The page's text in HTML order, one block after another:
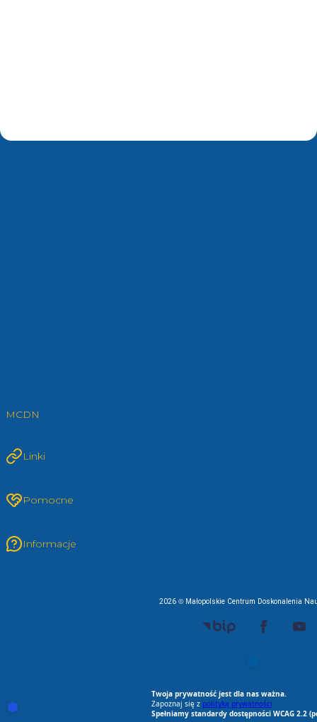
Otwórz ustawienia zgód cookie i zgód RODO
MCDN
Linki
Pomocne
Informacje
2026 © Małopolskie Centrum Doskonalenia
Twoja prywatność jest dla nas ważna.
Zapoznaj się z polityką prywatności
Spełniamy standardy dostępności WCAG 2.2